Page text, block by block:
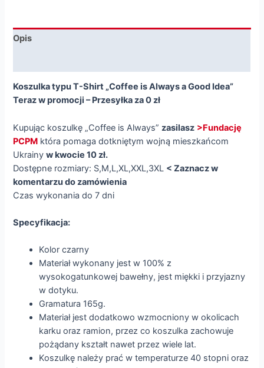
Opis
Koszulka typu T-Shirt „Coffee is Always a Good Idea”
Teraz w promocji – Przesyłka za 0 zł
Kupując koszulkę „Coffee is Always”zasilasz >Fundację
PCPM która pomaga dotkniętym wojną mieszkańcom
Ukrainyw kwocie 10 zł.
Dostępne rozmiary: S,M,L,XL,XXL,3XL < Zaznacz w
komentarzu do zamówienia
Czas wykonania do 7 dni
Specyfikacja:
Kolor czarny
Materiał wykonany jest w 100% z
wysokogatunkowej bawełny, jest miękki i przyjazny
w dotyku.
Gramatura 165g.
Materiał jest dodatkowo wzmocniony w okolicach
karku oraz ramion, przez co koszulka zachowuje
pożądany kształt nawet przez wiele lat.
Koszulkę należy prać w temperaturze 40 stopni oraz